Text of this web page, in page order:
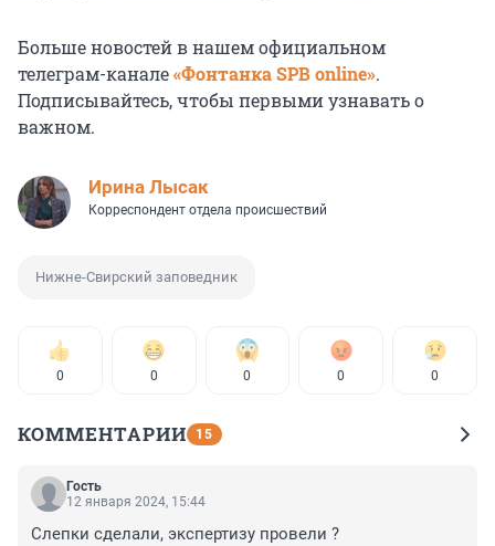
Больше новостей в нашем официальном
телеграм-канале«Фонтанка SPB online».
Подписывайтесь, чтобы первыми узнавать о
важном.
Ирина Лысак
Корреспондент отдела происшествий
Нижне-Свирский заповедник
0 0 0 0 0
КОММЕНТАРИИ 15
Гость
12 января 2024, 15:44
Слепки сделали, экспертизу провели ?